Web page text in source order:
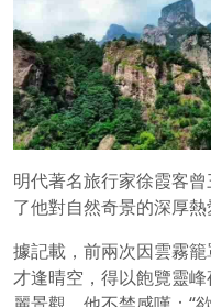
明代著名旅行家徐霞客
了他對自然奇景的深厚熱
據記載，前兩次因雲霧
才逢晴空，得以飽覽靈